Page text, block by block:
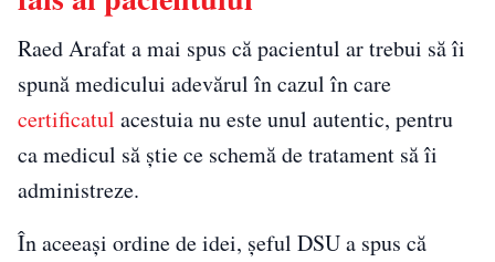
Raed Arafat a mai spus că pacientul ar trebui să îi
spună medicului adevărul în cazul în care
certificatul acestuia nu este unul autentic, pentru
ca medicul să știe ce schemă de tratament să îi
administreze.
În aceeași ordine de idei, șeful DSU a spus că